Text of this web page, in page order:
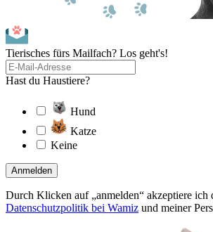
Tierisches fürs Mailfach? Los geht's!
Hast du Haustiere?
Hund
Katze
Keine
Anmelden
Durch Klicken auf „anmelden“ akzeptiere ich
Datenschutzpolitik bei Wamiz und meiner